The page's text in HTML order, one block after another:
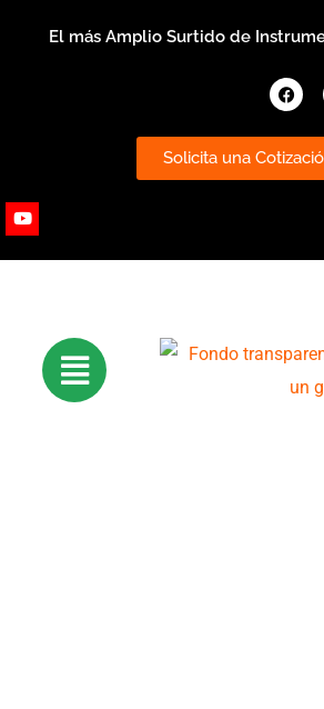
El más Amplio Surtido de
Solicita una
Youtube